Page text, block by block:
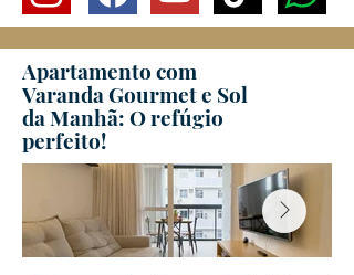
Apartamento com
Varanda Gourmet e Sol
da Manhã: O refúgio
perfeito!